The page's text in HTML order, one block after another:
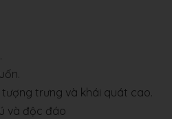
trưng và khái quát cao.
và độc đáo